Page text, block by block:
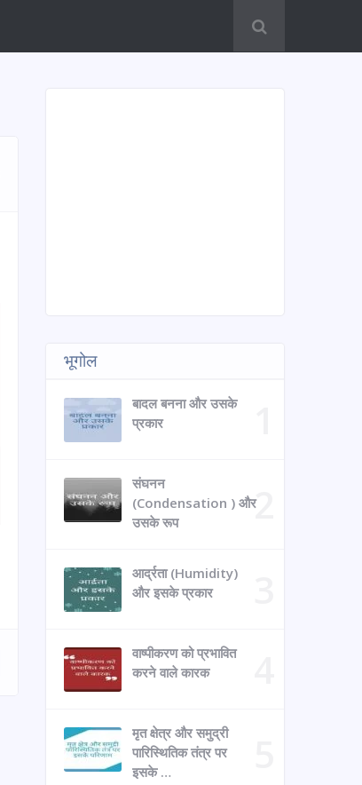
भूगोल
बादल बनना और उसके
प्रकार
संघनन
(Condensation ) और
उसके रूप
आर्द्रता (Humidity)
और इसके प्रकार
वाष्पीकरण को प्रभावित
करने वाले कारक
मृत क्षेत्र और समुद्री
पारिस्थितिक तंत्र पर
इसके …